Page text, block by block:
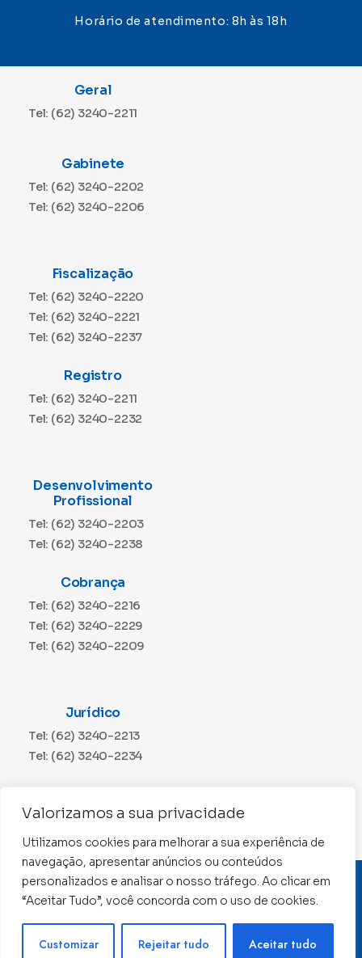
Valorizamos a sua privacidade
Utilizamos cookies para melhorar a sua experiência de
navegação, apresentar anúncios ou conteúdos
personalizados e analisar o nosso tráfego. Ao clicar em
“Aceitar Tudo”, você concorda com o uso de cookies.
Customizar Rejeitar tudo Aceitar tudo
Horário de atendimento: 8h às 18h
Geral
Tel: (62) 3240-2211
Gabinete
Tel: (62) 3240-2202
Tel: (62) 3240-2206
Fiscalização
Tel: (62) 3240-2220
Tel: (62) 3240-2221
Tel: (62) 3240-2237
Registro
Tel: (62) 3240-2211
Tel: (62) 3240-2232
Desenvolvimento
Profissional
Tel: (62) 3240-2203
Tel: (62) 3240-2238
Cobrança
Tel: (62) 3240-2216
Tel: (62) 3240-2229
Tel: (62) 3240-2209
Jurídico
Tel: (62) 3240-2213
Tel: (62) 3240-2234
Tel: (62) 3240-2230
CNPJ: 01.015.676/0001-11
Conselho Regional de Contabilidade de Goiás 2022 –
Todos os direitos reservados
Precisa de ajuda ?